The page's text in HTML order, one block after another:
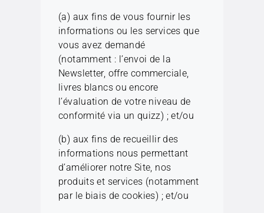
(a) aux fins de vous fournir les
informations ou les services que
vous avez demandé
(notamment : l’envoi de la
Newsletter, offre commerciale,
livres blancs ou encore
l’évaluation de votre niveau de
conformité via un quizz) ; et/ou
(b) aux fins de recueillir des
informations nous permettant
d’améliorer notre Site, nos
produits et services (notamment
par le biais de cookies) ; et/ou